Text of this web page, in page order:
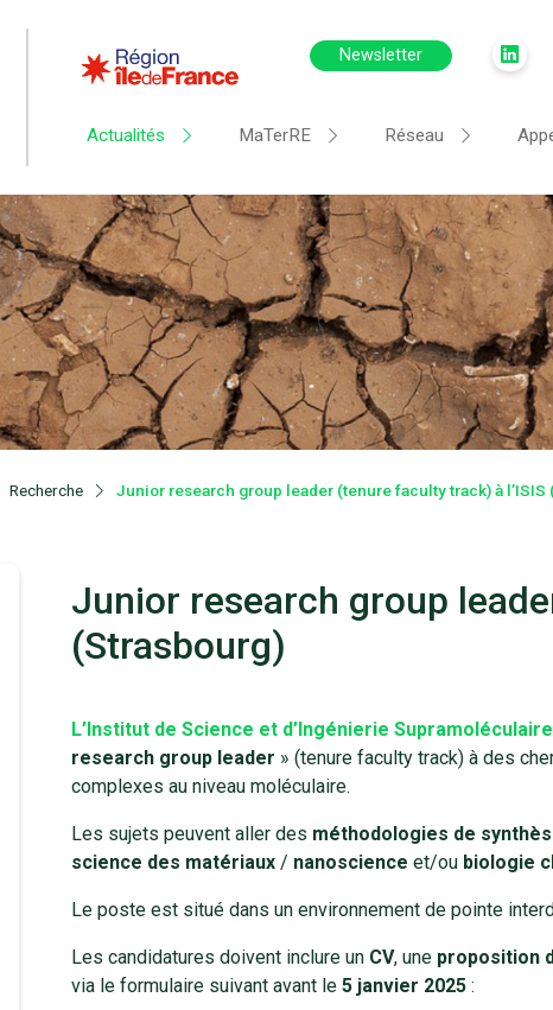
Newsletter
Actualités MaTerRE Réseau
Recherche Junior research group leader (tenure faculty track) à l’ISIS
Junior research group
(Strasbourg)
L’Institut de Science et d’Ingénierie
research group leader » (tenure faculty track) à des
complexes au niveau moléculaire.
Les sujets peuvent aller des méthodologies de
science des matériaux / nanoscience et/ou biologie
Le poste est situé dans un environnement de pointe
Les candidatures doivent inclure un CV, une proposition
via le formulaire suivant avant le 5 janvier 2025 :